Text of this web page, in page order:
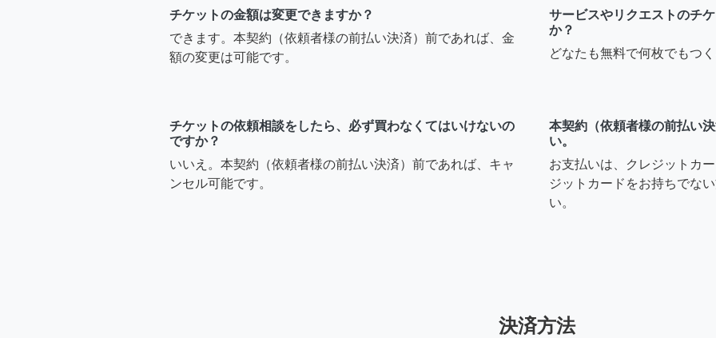
チケットの金額は変更できますか？
できます。本契約（依頼者様の前払い決済）前であれば、金
額の変更は可能です。
サービスやリクエストのチ
か？
どなたも無料で何枚でもつ
チケットの依頼相談をしたら、必ず買わなくてはいけないの
ですか？
いいえ。本契約（依頼者様の前払い決済）前であれば、キャ
ンセル可能です。
本契約（依頼者様の前払い
い。
お支払いは、クレジットカ
ジットカードをお持ちでな
い。
決済方法